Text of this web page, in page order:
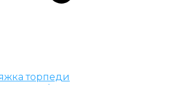
торпеди